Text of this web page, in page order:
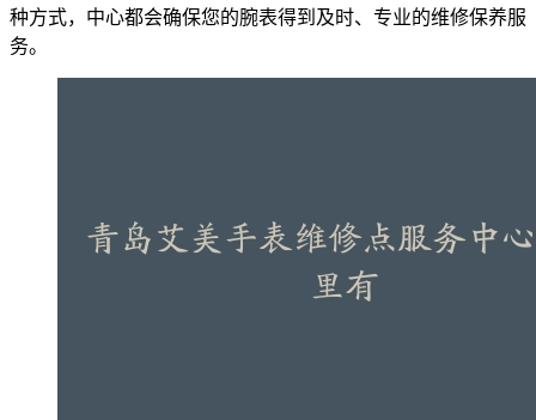
种方式，中心都会确保您的腕表得到及时、专业的维修保养服
务。